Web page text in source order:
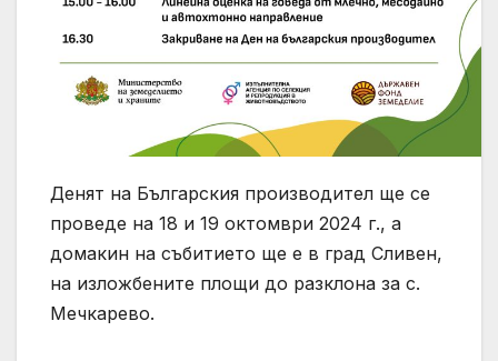
Денят на Българския производител ще се
проведе на 18 и 19 октомври 2024 г., а
домакин на събитието ще е в град Сливен,
на изложбените площи до разклона за с.
Мечкарево.